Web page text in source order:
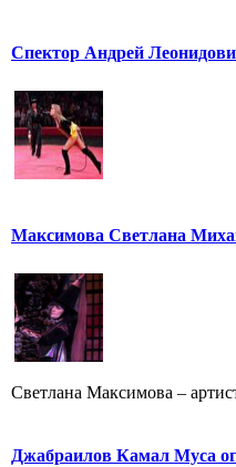
Спектор Андрей
Максимова Светлана
Светлана Максимова –
Джабраилов Камал Муса